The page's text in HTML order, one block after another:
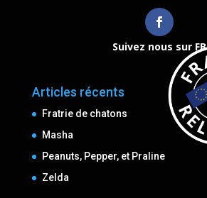
Suivez nous sur FB
Articles récents
Fratrie de chatons
Masha
Peanuts, Pepper, et Praline
Zelda